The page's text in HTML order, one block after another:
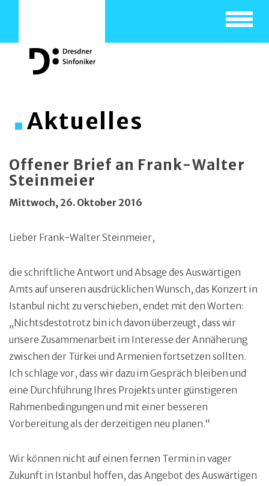
Toggle
Aktuelles
Offener Brief an Frank-Walter
Steinmeier
Mittwoch, 26. Oktober 2016
Lieber Frank-Walter Steinmeier,
die schriftliche Antwort und Absage des Auswärtigen
Amts auf unseren ausdrücklichen Wunsch, das Konzert in
Istanbul nicht zu verschieben, endet mit den Worten:
„Nichtsdestotrotz bin ich davon überzeugt, dass wir
unsere Zusammenarbeit im Interesse der Annäherung
zwischen der Türkei und Armenien fortsetzen sollten.
Ich schlage vor, dass wir dazu im Gespräch bleiben und
eine Durchführung Ihres Projekts unter günstigeren
Rahmenbedingungen und mit einer besseren
Vorbereitung als der derzeitigen neu planen.“
Wir können nicht auf einen fernen Termin in vager
Zukunft in Istanbul hoffen, das Angebot des Auswärtigen